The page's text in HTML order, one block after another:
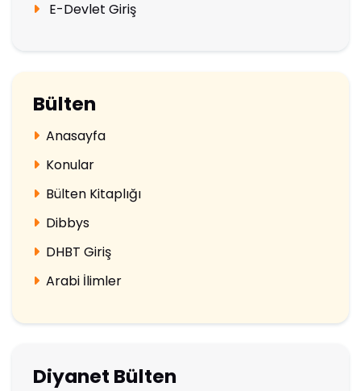
E-Devlet Giriş
Bülten
Anasayfa
Konular
Bülten Kitaplığı
Dibbys
DHBT Giriş
Arabi İlimler
Diyanet Bülten